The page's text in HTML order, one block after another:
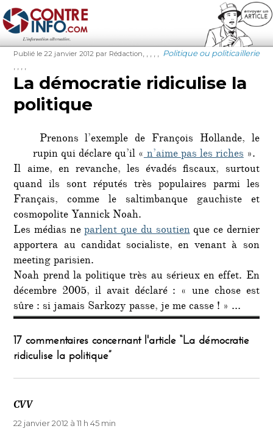
Contre-Info
Publié
Publié le 22 janvier 2012 Auteur
par Rédaction Catégories
Politique ou politicaillerie
Étiquettes
La démocratie ridiculise la
politique
Prenons l’exemple de François Hollande, le
rupin qui déclare qu’il «n’aime pas les riches».
Il aime, en revanche, les évadés fiscaux, surtout
quand ils sont réputés très populaires parmi les
Français, comme le saltimbanque gauchiste et
cosmopolite Yannick Noah.
Les médias neparlent que du soutienque ce dernier
apportera au candidat socialiste, en venant à son
meeting parisien.
Noah prend la politique très au sérieux en effet. En
décembre 2005, il avait déclaré : « une chose est
sûre : si jamais Sarkozy passe, je me casse ! » …
17 commentaires concernant l'article “La démocratie
ridiculise la politique”
CVVdit :
22 janvier 2012 à 11 h 45 min